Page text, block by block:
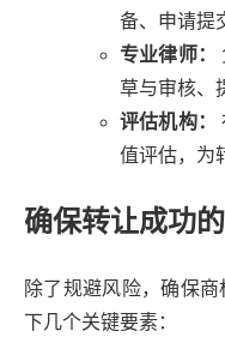
备、申请提
专业律师：
草与审核、
评估机构：
值评估，为
确保转让成功
除了规避风险，确保
下几个关键要素：